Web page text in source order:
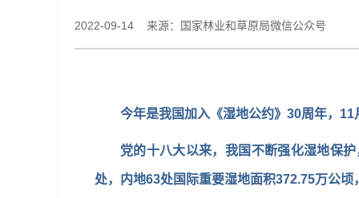
2022-09-14 来源：国家林业和草原局微信公众号
今年是我国加入《湿地公约》30周年，
党的十八大以来，我国不断强化湿地保
处，内地63处国际重要湿地面积372.75万公